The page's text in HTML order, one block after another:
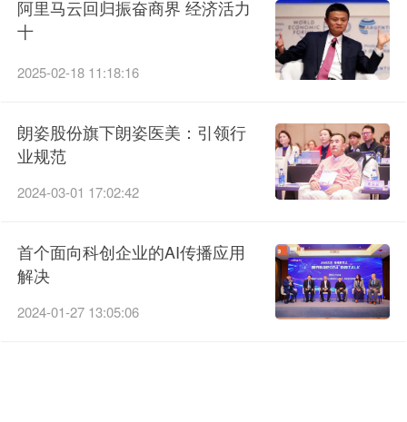
阿里马云回归振奋商界 经济活力
十
2025-02-18 11:18:16
朗姿股份旗下朗姿医美：引领行
业规范
2024-03-01 17:02:42
首个面向科创企业的AI传播应用
解决
2024-01-27 13:05:06